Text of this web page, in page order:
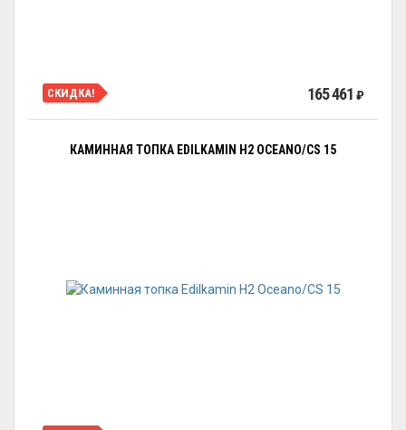
СКИДКА! 165 461 ₽
КАМИННАЯ ТОПКА EDILKAMIN H2 OCEANO/CS 15